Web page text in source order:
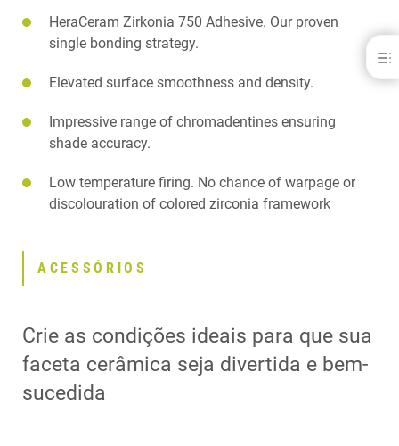
BENEFITS
RELATED PRODUCTS
HeraCeram Zirkonia 750 Adhesive. Our proven
single bonding strategy.
Elevated surface smoothness and density.
Impressive range of chromadentines ensuring
shade accuracy.
Low temperature firing. No chance of warpage or
discolouration of colored zirconia framework
ACESSÓRIOS
Crie as condições ideais para que sua
faceta cerâmica seja divertida e bem-
sucedida